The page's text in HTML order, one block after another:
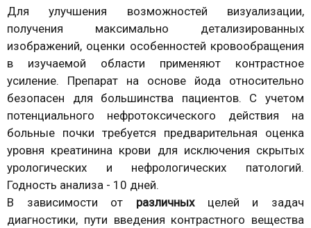
Для улучшения возможностей визуализации,
получения максимально детализированных
изображений, оценки особенностей кровообращения
в изучаемой области применяют контрастное
усиление. Препарат на основе йода относительно
безопасен для большинства пациентов. С учетом
потенциального нефротоксического действия на
больные почки требуется предварительная оценка
уровня креатинина крови для исключения скрытых
урологических и нефрологических патологий.
Годность анализа - 10 дней.
В зависимости от различных целей и задач
диагностики, пути введения контрастного вещества